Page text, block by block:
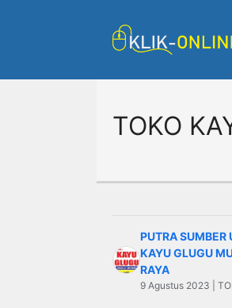
TOKO
PUTRA SUMBER
KAYU GLUGU
RAYA
9 Agustus 2023 |